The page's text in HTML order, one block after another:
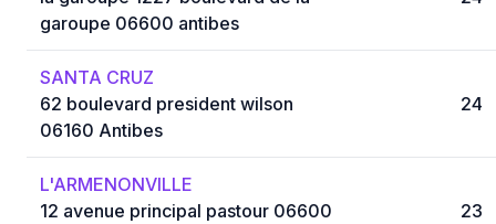
garoupe 06600 antibes
SANTA CRUZ
62 boulevard president wilson
06160 Antibes
24
L'ARMENONVILLE
12 avenue principal pastour 06600
23